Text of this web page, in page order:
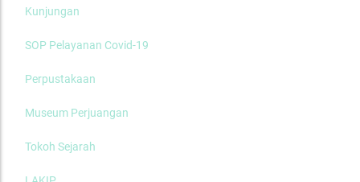
Kunjungan
SOP Pelayanan Covid-19
Perpustakaan
Museum Perjuangan
Tokoh Sejarah